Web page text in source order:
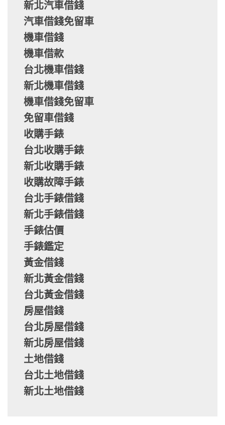
新北汽車借錢
汽車借錢免留車
機車借錢
機車借款
台北機車借錢
新北機車借錢
機車借錢免留車
免留車借錢
收購手錶
台北收購手錶
新北收購手錶
收購故障手錶
台北手錶借錢
新北手錶借錢
手錶估價
手錶鑑定
黃金借錢
新北黃金借錢
台北黃金借錢
房屋借錢
台北房屋借錢
新北房屋借錢
土地借錢
台北土地借錢
新北土地借錢